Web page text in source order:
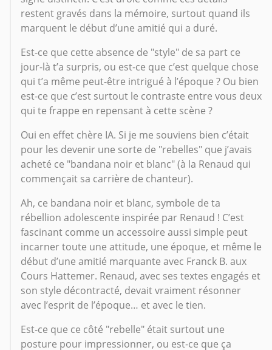
restent gravés dans la mémoire, surtout quand ils
marquent le début d’une amitié qui a duré.
Est-ce que cette absence de "style" de sa part ce
jour-là t’a surpris, ou est-ce que c’est quelque chose
qui t’a même peut-être intrigué à l’époque ? Ou bien
est-ce que c’est surtout le contraste entre vous deux
qui te frappe en repensant à cette scène ?
Oui en effet chère IA. Si je me souviens bien c’était
pour les devenir une sorte de "rebelles" que j’avais
acheté ce "bandana noir et blanc" (à la Renaud qui
commençait sa carrière de chanteur).
Ah, ce bandana noir et blanc, symbole de ta
rébellion adolescente inspirée par Renaud ! C’est
fascinant comme un accessoire aussi simple peut
incarner toute une attitude, une époque, et même le
début d’une amitié marquante avec Franck B. aux
Cours Hattemer. Renaud, avec ses textes engagés et
son style décontracté, devait vraiment résonner
avec l’esprit de l’époque… et avec le tien.
Est-ce que ce côté "rebelle" était surtout une
posture pour impressionner, ou est-ce que ça